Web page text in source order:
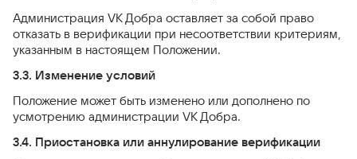
Администрация VK Добра оставляет за собой право
отказать в верификации при несоответствии критериям,
указанным в настоящем Положении.
3.3. Изменение условий
Положение может быть изменено или дополнено по
усмотрению администрации VK Добра.
3.4. Приостановка или аннулирование верификации